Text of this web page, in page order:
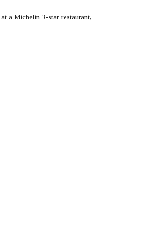
a Michelin 3-star restaurant,